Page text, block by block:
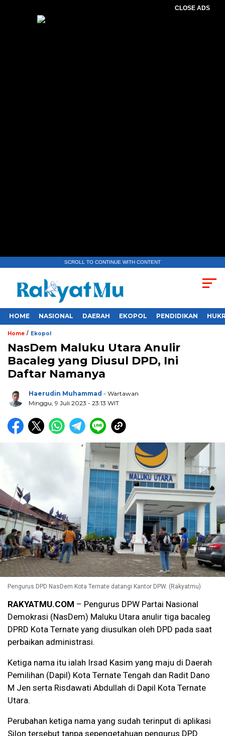
CLOSE ADS
SCROLL TO CONTINUE WITH CONTENT
HOME NASIONAL DAERAH EKOPOL PENDIDIKAN
Home / Ekopol
NasDem Maluku Utara Anulir
Bacaleg yang Diusul DPD, Ini
Daftar Namanya
Haerudin Muhammad - Wartawan
Minggu, 9 Juli 2023 - 23:13 WIT
Pengurus DPD NasDem Kota Ternate datangi Kantor DPW. (Rakyatmu)
RAKYATMU.COM – Pengurus DPW Partai Nasional
Demokrasi (NasDem) Maluku Utara anulir tiga bacaleg
DPRD Kota Ternate yang diusulkan oleh DPD pada saat
perbaikan administrasi.
Ketiga nama itu ialah Irsad Kasim yang maju di Daerah
Pemilihan (Dapil) Kota Ternate Tengah dan Radit Dano
M Jen serta Risdawati Abdullah di Dapil Kota Ternate
Utara.
Perubahan ketiga nama yang sudah terinput di aplikasi
Silon tersebut tanpa sepengetahuan pengurus DPD